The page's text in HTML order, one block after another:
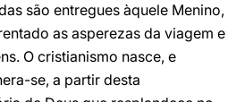
são entregues àquele Menino,
as asperezas da viagem e
O cristianismo nasce, e
se, a partir desta